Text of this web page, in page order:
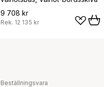
9 708 kr
Rek. 12 135 kr
Beställningsvara